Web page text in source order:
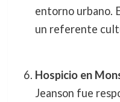
entorno urbano.
un referente
Hospicio en
Jeanson fue